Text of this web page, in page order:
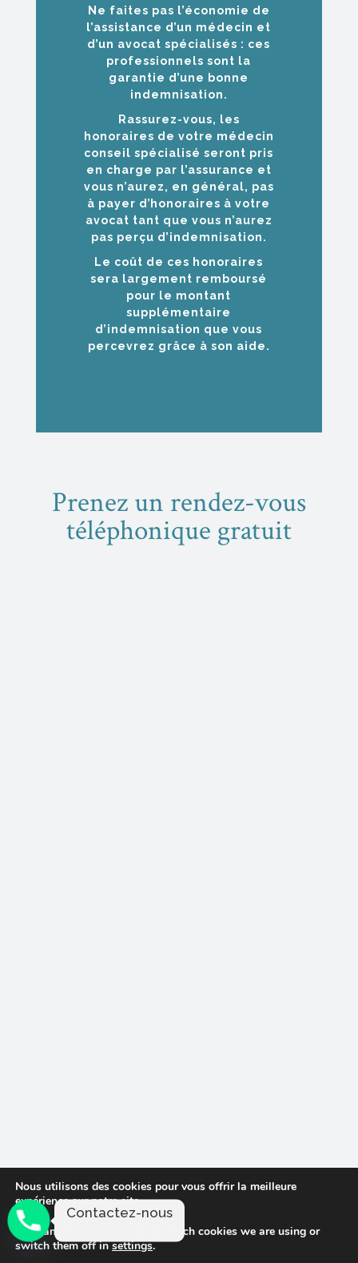
Ne faites pas l’économie de
l’assistance d’un médecin et
d’un avocat spécialisés : ces
professionnels sont la
garantie d’une bonne
indemnisation.
Rassurez-vous, les
honoraires de votre médecin
conseil spécialisé seront pris
en charge par l’assurance et
vous n’aurez, en général, pas
à payer d’honoraires à votre
avocat tant que vous n’aurez
pas perçu d’indemnisation.
Le coût de ces honoraires
sera largement remboursé
pour le montant
supplémentaire
d’indemnisation que vous
percevrez grâce à son aide.
Prenez un rendez-vous
téléphonique gratuit
Nous utilisons des cookies pour vous offrir la meilleure
expérience sur notre site.
You can find out more about which cookies we are using or
switch them off insettings.
Contactez-nous